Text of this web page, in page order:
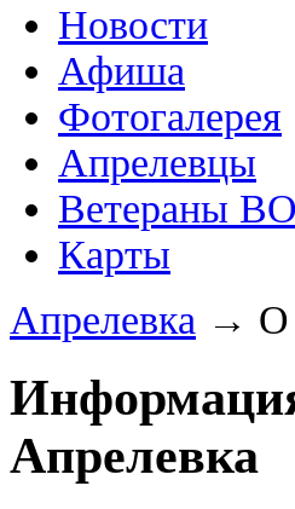
Новости
Афиша
Фотогалерея
Апрелевцы
Ветераны
Карты
Апрелевка → О
Апрелевка